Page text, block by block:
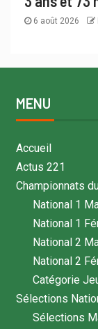
6 août 2026
MENU
Accueil
Actus 221
Championnats
National 1
National 1
National 2
National 2
Catégorie
Sélections
Sélections